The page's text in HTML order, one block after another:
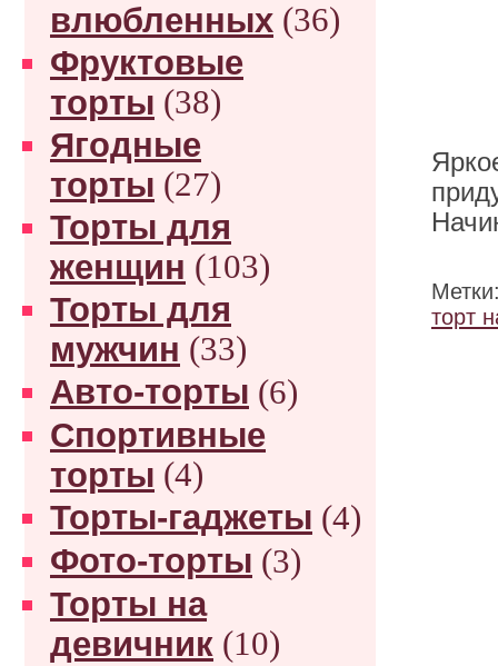
влюбленных (36)
Фруктовые
торты (38)
Ягодные
торты (27)
Торты для
женщин (103)
Торты для
мужчин (33)
Авто-торты (6)
Спортивные
торты (4)
Торты-гаджеты (4)
Фото-торты (3)
Торты на
девичник (10)
торт